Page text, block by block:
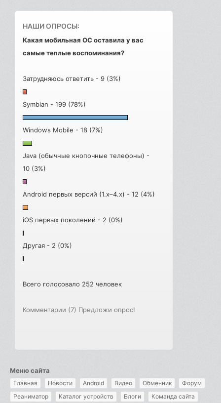
НАШИ ОПРОСЫ:
Какая мобильная ОС оставила у вас
самые теплые воспоминания?
Затрудняюсь ответить - 9 (3%)
Symbian - 199 (78%)
Windows Mobile - 18 (7%)
Java (обычные кнопочные телефоны) -
10 (3%)
Android первых версий (1.x–4.x) - 12 (4%)
iOS первых поколений - 2 (0%)
Другая - 2 (0%)
Всего голосовало 252 человек
Комментарии (7) Предложи опрос!
Меню сайта
Главная Новости Android Видео Обменник
Форум
Реаниматор
Каталог устройств Блоги Команда сайта